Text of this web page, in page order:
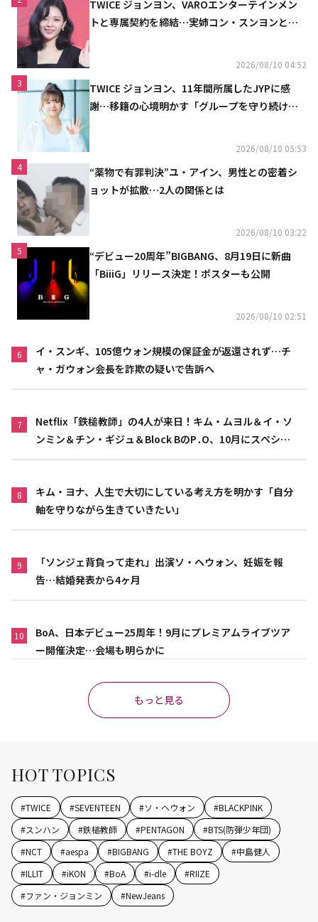
TWICE ジョンヨン、VAROエンターテインメン
トと専属契約を締結…実姉コン・スンヨンと同
2026/08/10 04:52
3
TWICE ジョンヨン、11年間所属したJYPに感
謝…移籍の心境明かす「グループを守り続け
2026/08/10 05:53
4
“薬物で有罪判決”ユ・アイン、男性との密着シ
ョットが拡散…2人の関係とは
2026/08/10 03:22
5
“デビュー20周年”BIGBANG、8月19日に新曲
「BiiiG」リリース決定！ポスターも公開
2026/08/10 02:51
6
イ・スンギ、105億ウォン規模の保証金が返還されず…チ
ャ・ガウォン会長を詐欺の疑いで告訴へ
7
Netflix「鉄槌教師」の4人が来日！キム・ムヨル＆イ・ソ
ンミン＆チン・ギジュ＆Block BのP․O、10月にスペシャ
8
キム・ヨナ、人生で大切にしている考え方を明かす「自分
軸を守りながら生きていきたい」
9
「ソンジェ背負って走れ」出演ソ・ヘウォン、妊娠を報
告…結婚発表から4ヶ月
10
BoA、日本デビュー25周年！9月にプレミアムライブツア
ー開催決定…会場も明らかに
もっと見る
HOT TOPICS
#TWICE #SEVENTEEN #ソ・ヘウォン #BLACKPINK
#スンハン #鉄槌教師 #PENTAGON #BTS(防弾少年団)
#NCT #aespa #BIGBANG #THE BOYZ #中島健人
#ILLIT #iKON #BoA #i-dle #RIIZE
#ファン・ジョンミン #NewJeans